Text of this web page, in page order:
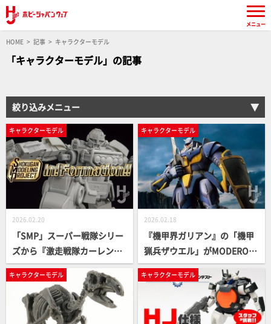
HOME 記事 キャラクターモデル
「キャラクターモデル」の記事
絞り込みメニュー
キャラクターモデル
2026.02.20
「SMP」スーパー戦隊シリー
ズから『激走戦隊カーレンジ
ャー』合流!! 第1弾は「RVロ
ボ」！ レンジャービークルの
合体再現や可動域を試作撮り
下ろしでお届け!!
キャラクターモデル
2026.02.18
『機甲界ガリアン』の「機甲
猟兵ザウエル」がMODEROID
に登場！ ウェザリングとダメ
ージ加工で歴戦の貫禄を表
キャラクターモデル キャラクターモデル
メニュー